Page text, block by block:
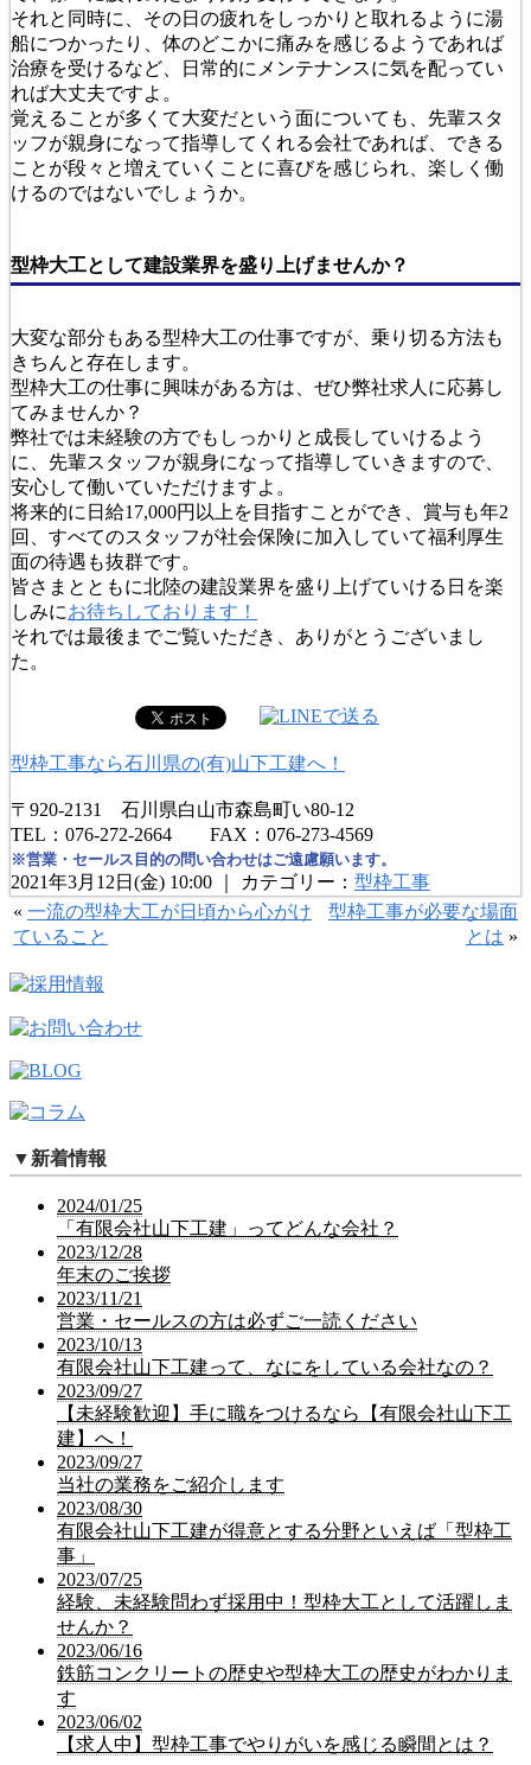
それと同時に、その日の疲れをしっかりと取れるように湯
船につかったり、体のどこかに痛みを感じるようであれば
治療を受けるなど、日常的にメンテナンスに気を配ってい
れば大丈夫ですよ。
覚えることが多くて大変だという面についても、先輩スタ
ッフが親身になって指導してくれる会社であれば、できる
ことが段々と増えていくことに喜びを感じられ、楽しく働
けるのではないでしょうか。
型枠大工として建設業界を盛り上げませんか？
大変な部分もある型枠大工の仕事ですが、乗り切る方法も
きちんと存在します。
型枠大工の仕事に興味がある方は、ぜひ弊社求人に応募し
てみませんか？
弊社では未経験の方でもしっかりと成長していけるよう
に、先輩スタッフが親身になって指導していきますので、
安心して働いていただけますよ。
将来的に日給17,000円以上を目指すことができ、賞与も年2
回、すべてのスタッフが社会保険に加入していて福利厚生
面の待遇も抜群です。
皆さまとともに北陸の建設業界を盛り上げていける日を楽
しみにお待ちしております！
それでは最後までご覧いただき、ありがとうございまし
た。
型枠工事なら石川県の(有)山下工建へ！
〒920-2131 石川県白山市森島町い80-12
TEL：076-272-2664 FAX：076-273-4569
※営業・セールス目的の問い合わせはご遠慮願います。
2021年3月12日(金) 10:00 ｜ カテゴリー： 型枠工事
« 一流の型枠大工が日頃から心がけ
ていること
型枠工事が必要な場面
とは »
▼ 新着情報
2024/01/25
「有限会社山下工建」ってどんな会社？
2023/12/28
年末のご挨拶
2023/11/21
営業・セールスの方は必ずご一読ください
2023/10/13
有限会社山下工建って、なにをしている会社なの？
2023/09/27
【未経験歓迎】手に職をつけるなら【有限会社山下工
建】へ！
2023/09/27
当社の業務をご紹介します
2023/08/30
有限会社山下工建が得意とする分野といえば「型枠工
事」
2023/07/25
経験、未経験問わず採用中！型枠大工として活躍しま
せんか？
2023/06/16
鉄筋コンクリートの歴史や型枠大工の歴史がわかりま
す
2023/06/02
【求人中】型枠工事でやりがいを感じる瞬間とは？